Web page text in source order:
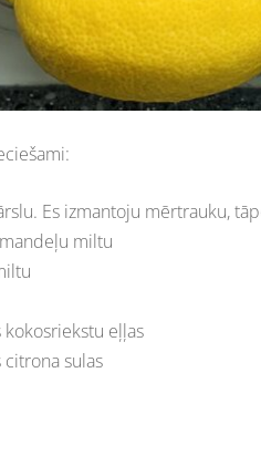
Es izmantoju mērtrauku,
miltu
eļļas
sulas